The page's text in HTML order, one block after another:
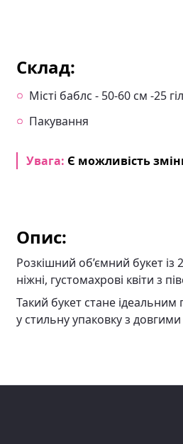
Склад:
Місті баблс - 50-60 см -25
Пакування
Увага: Є можливість
Опис:
Розкішний об’ємний букет
ніжні, густомахрові квіти з
Такий букет стане
у стильну упаковку з